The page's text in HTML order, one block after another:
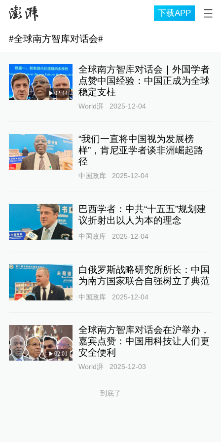
下载APP
#全球南方智库对话会#
02:44
全球南方智库对话会｜外国学者
点赞中国经验：中国正成为全球
稳定支柱
World湃 2025-12-04
“我们一直将中国视为发展榜
样”，肯尼亚学者谈非洲崛起路
径
中国政库 2025-12-04
巴西学者：中共“十五五”规划建
议折射出以人为本的理念
中国政库 2025-12-04
白俄罗斯战略研究所所长：中国
为南方国家联合自强树立了典范
中国政库 2025-12-04
02:01
全球南方智库对话会在沪举办，
嘉宾点赞：中国用科技让人们更
安全便利
World湃 2025-12-03
到底了